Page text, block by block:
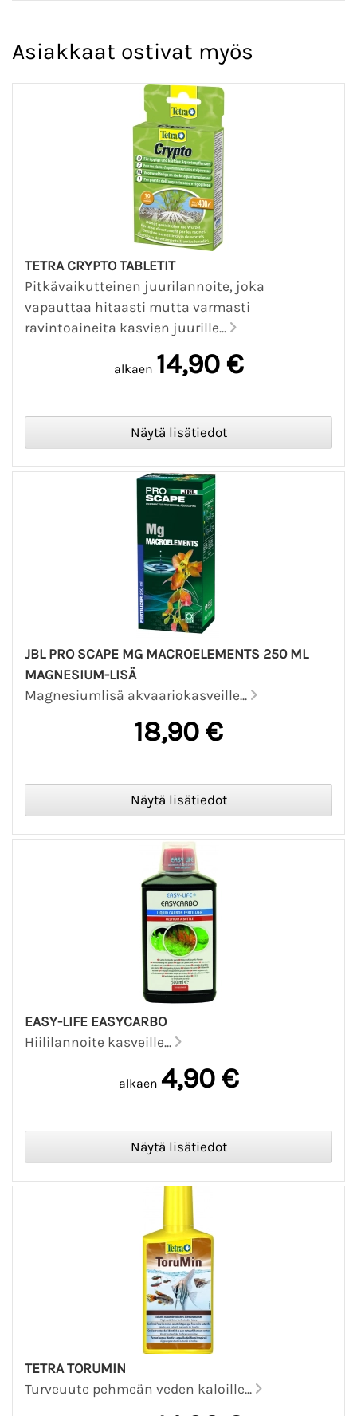
Asiakkaat ostivat myös
TETRA CRYPTO TABLETIT
Pitkävaikutteinen juurilannoite, joka
vapauttaa hitaasti mutta varmasti
ravintoaineita kasvien juurille...
alkaen 14,90 €
JBL PRO SCAPE MG MACROELEMENTS 250 ML
MAGNESIUM-LISÄ
Magnesiumlisä akvaariokasveille...
18,90 €
EASY-LIFE EASYCARBO
Hiililannoite kasveille...
alkaen 4,90 €
TETRA TORUMIN
Turveuute pehmeän veden kaloille...